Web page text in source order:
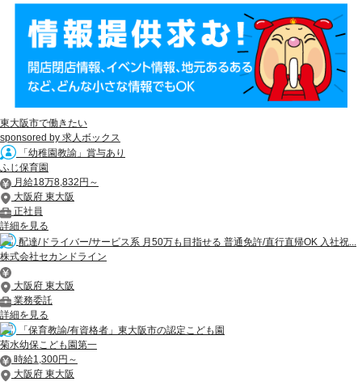
東大阪市で働きたい
sponsored by 求人ボックス
「幼稚園教諭」賞与あり
ふじ保育園
月給18万8,832円～
大阪府 東大阪
正社員
詳細を見る
配達/ドライバー/サービス系 月50万も目指せる 普通免許/直行直帰OK 入社祝...
株式会社セカンドライン
大阪府 東大阪
業務委託
詳細を見る
「保育教諭/有資格者」東大阪市の認定こども園
菊水幼保こども園第一
時給1,300円～
大阪府 東大阪